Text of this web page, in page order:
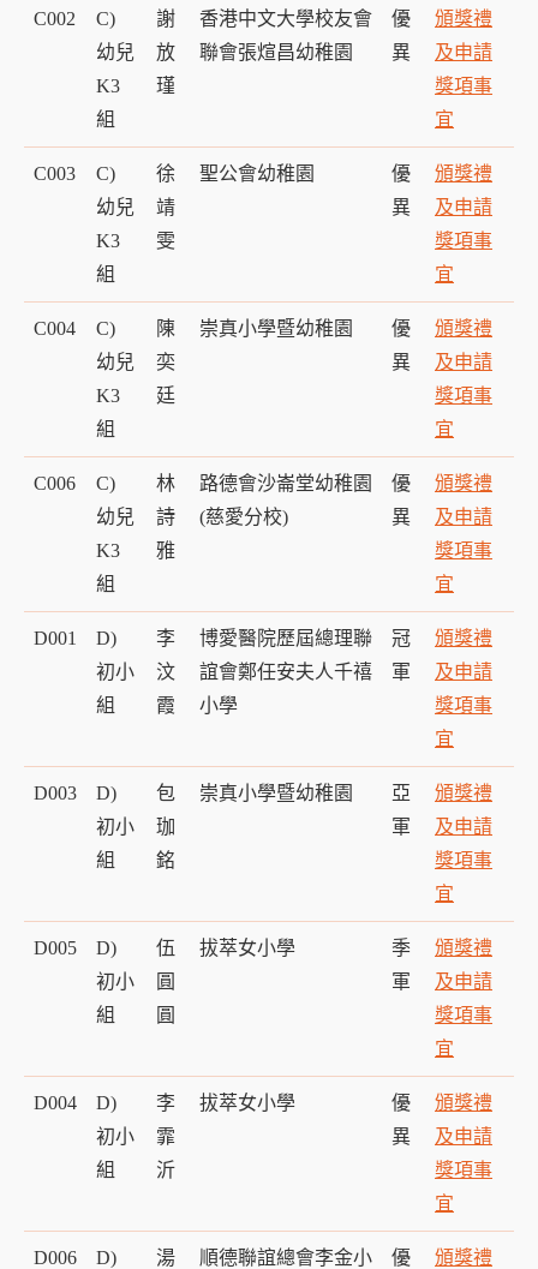
C002
C)
幼兒
K3
組
謝
放
瑾
香港中文大學校友會
聯會張煊昌幼稚園
優
異
頒獎禮
及申請
獎項事
宜
C003
C)
幼兒
K3
組
徐
靖
雯
聖公會幼稚園
優
異
頒獎禮
及申請
獎項事
宜
C004
C)
幼兒
K3
組
陳
奕
廷
崇真小學暨幼稚園
優
異
頒獎禮
及申請
獎項事
宜
C006
C)
幼兒
K3
組
林
詩
雅
路德會沙崙堂幼稚園
(慈愛分校)
優
異
頒獎禮
及申請
獎項事
宜
D001
D)
初小
組
李
汶
霞
博愛醫院歷屆總理聯
誼會鄭任安夫人千禧
小學
冠
軍
頒獎禮
及申請
獎項事
宜
D003
D)
初小
組
包
珈
銘
崇真小學暨幼稚園
亞
軍
頒獎禮
及申請
獎項事
宜
D005
D)
初小
組
伍
圓
圓
拔萃女小學
季
軍
頒獎禮
及申請
獎項事
宜
D004
D)
初小
組
李
霏
沂
拔萃女小學
優
異
頒獎禮
及申請
獎項事
宜
D006
D)
湯
順德聯誼總會李金小
優
頒獎禮